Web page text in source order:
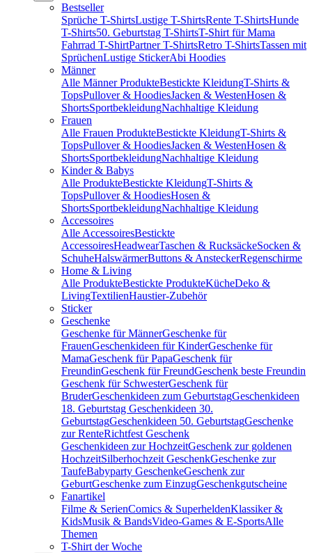
Bestseller
Sprüche T-ShirtsLustige T-ShirtsRente T-ShirtsHunde
T-Shirts50. Geburtstag T-ShirtsT-Shirt für Mama
Fahrrad T-ShirtPartner T-ShirtsRetro T-ShirtsTassen mit
SprüchenLustige StickerAbi Hoodies
Männer
Alle Männer ProdukteBestickte KleidungT-Shirts &
TopsPullover & HoodiesJacken & WestenHosen &
ShortsSportbekleidungNachhaltige Kleidung
Frauen
Alle Frauen ProdukteBestickte KleidungT-Shirts &
TopsPullover & HoodiesJacken & WestenHosen &
ShortsSportbekleidungNachhaltige Kleidung
Kinder & Babys
Alle ProdukteBestickte KleidungT-Shirts &
TopsPullover & HoodiesHosen &
ShortsSportbekleidungNachhaltige Kleidung
Accessoires
Alle AccessoiresBestickte
AccessoiresHeadwearTaschen & RucksäckeSocken &
SchuheHalswärmerButtons & AnsteckerRegenschirme
Home & Living
Alle ProdukteBestickte ProdukteKücheDeko &
LivingTextilienHaustier-Zubehör
Sticker
Geschenke
Geschenke für MännerGeschenke für
FrauenGeschenkideen für KinderGeschenke für
MamaGeschenk für PapaGeschenk für
FreundinGeschenk für FreundGeschenk beste Freundin
Geschenk für SchwesterGeschenk für
BruderGeschenkideen zum GeburtstagGeschenkideen
18. Geburtstag Geschenkideen 30.
GeburtstagGeschenkideen 50. GeburtstagGeschenke
zur RenteRichtfest Geschenk
Geschenkideen zur HochzeitGeschenk zur goldenen
HochzeitSilberhochzeit GeschenkGeschenke zur
TaufeBabyparty GeschenkeGeschenk zur
GeburtGeschenke zum EinzugGeschenkgutscheine
Fanartikel
Filme & SerienComics & SuperheldenKlassiker &
KidsMusik & BandsVideo-Games & E-SportsAlle
Themen
T-Shirt der Woche